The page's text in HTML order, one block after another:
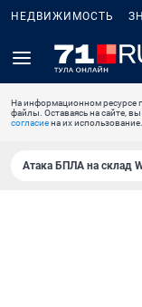
НЕДВИЖИМОСТЬ
На информационном ресурсе
файлы. Оставаясь на сайте,
согласиена их использование.
Атака БПЛА на склад